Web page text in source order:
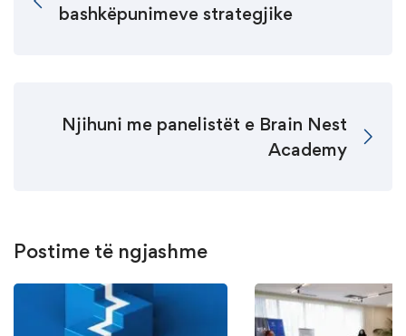
bashkëpunimeve strategjike
Njihuni me panelistët e Brain Nest
Academy
Postime të ngjashme